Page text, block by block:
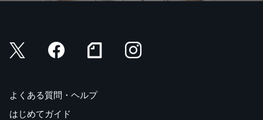
よくある質問・ヘルプ
はじめてガイド